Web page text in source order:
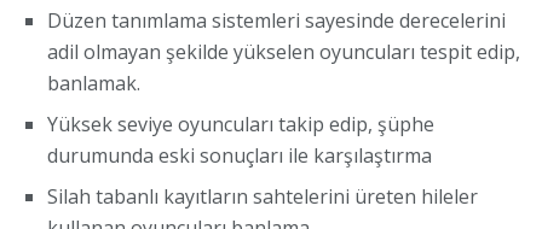
Düzen tanımlama sistemleri sayesinde derecelerini
adil olmayan şekilde yükselen oyuncuları tespit edip,
banlamak.
Yüksek seviye oyuncuları takip edip, şüphe
durumunda eski sonuçları ile karşılaştırma
Silah tabanlı kayıtların sahtelerini üreten hileler